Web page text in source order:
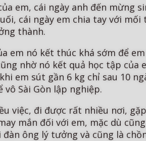
em, cái ngày anh đến
cái ngày em chia tay với
thành.
em nó kết thúc khá sớm để
nhờ nó kết quả học tập của
em sút gần 6 kg chỉ sau 10
Sài Gòn lập nghiệp.
việc, đi được rất nhiều nơi,
mắn đối với em, mặc dù
ông lý tưởng và cũng là